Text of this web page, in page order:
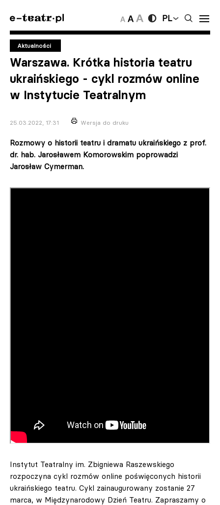
PL
Aktualności
Warszawa. Krótka historia teatru
ukraińskiego - cykl rozmów online
w Instytucie Teatralnym
25.03.2022, 17:31 Wersja do druku
Rozmowy o historii teatru i dramatu ukraińskiego z prof.
dr. hab. Jarosławem Komorowskim poprowadzi
Jarosław Cymerman.
Instytut Teatralny im. Zbigniewa Raszewskiego
rozpoczyna cykl rozmów online poświęconych historii
ukraińskiego teatru. Cykl zainaugurowany zostanie 27
marca, w Międzynarodowy Dzień Teatru. Zapraszamy o